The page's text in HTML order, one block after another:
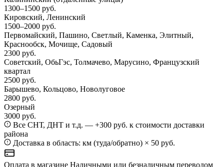
1300–1500 руб.
Кировский, Ленинский
1500–2000 руб.
Первомайский, Пашино, Светлый, Каменка, Элитный,
Краснообск, Мочище, Садовый
2300 руб.
Советский, ОбьГэс, Толмачево, Марусино, Французский
квартал
2500 руб.
Барышево, Кольцово, Новолуговое
2800 руб.
Озерный
3000 руб.
Все СНТ, ДНТ и т.д. — +300 руб. к стоимости доставки
района
Доставка в область: км (туда/обратно) × 50 руб.
Оплата в магазине Наличными или безналичным переводом